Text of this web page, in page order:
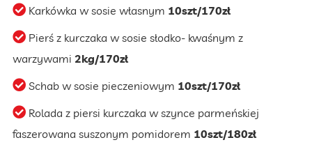
Karkówka w sosie własnym 10szt/170zł
Pierś z kurczaka w sosie słodko- kwaśnym z
warzywami2kg/170zł
Schab w sosie pieczeniowym 10szt/170zł
Rolada z piersi kurczaka w szynce parmeńskiej
faszerowana suszonym pomidorem 10szt/180zł